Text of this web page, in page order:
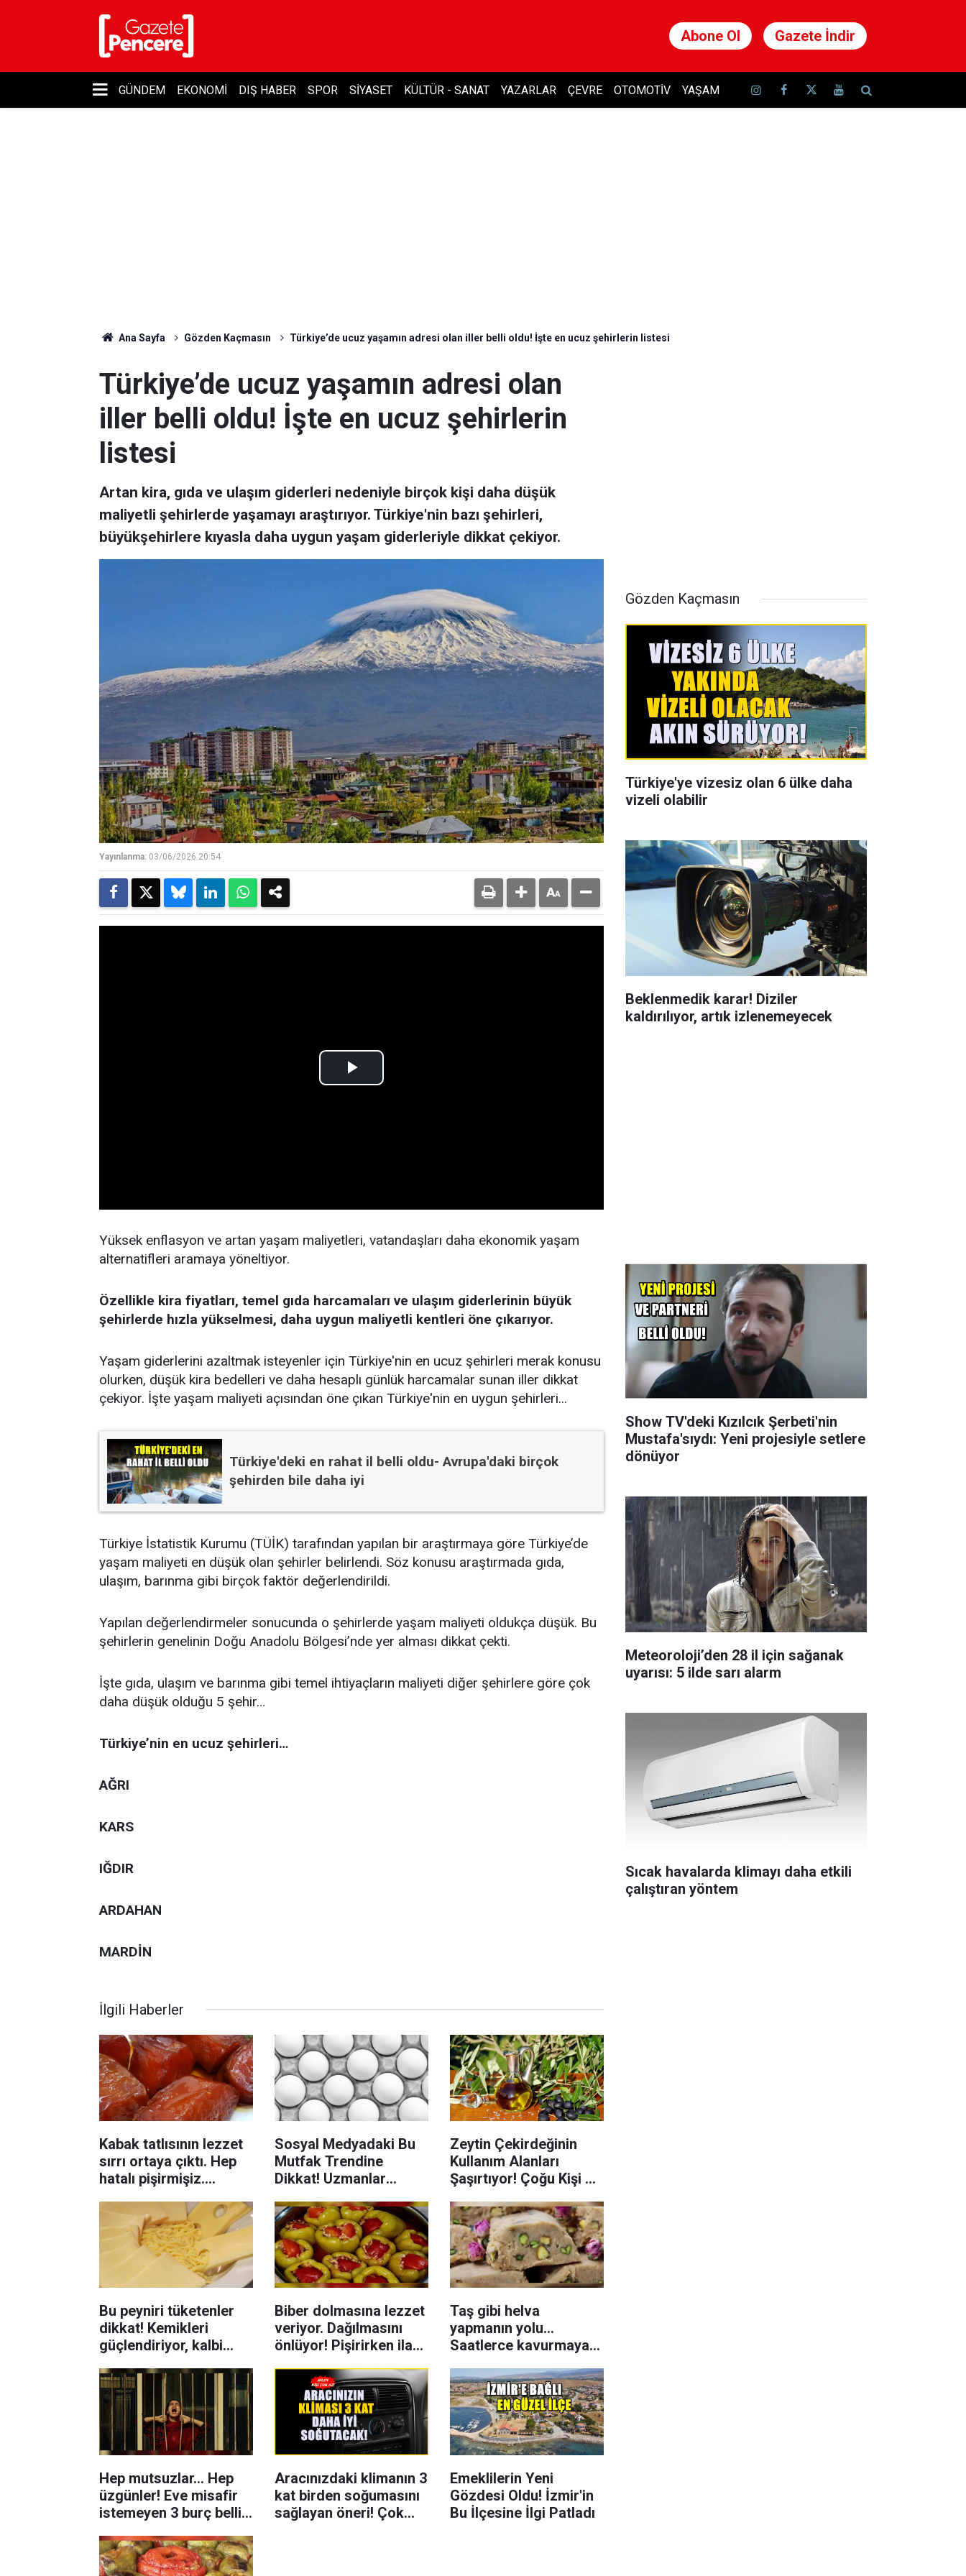
Abone Ol Gazete İndir
GÜNDEM EKONOMI DIŞ HABER SPOR SIYASET KÜLTÜR - SANAT YAZARLAR ÇEVRE OTOMOTIV YAŞAM
Ana Sayfa Gözden Kaçmasın Türkiye’de ucuz yaşamın adresi olan iller belli oldu! İşte en ucuz şehirlerin listesi
Türkiye’de ucuz yaşamın adresi olan
iller belli oldu! İşte en ucuz şehirlerin
listesi
Artan kira, gıda ve ulaşım giderleri nedeniyle birçok kişi daha düşük
maliyetli şehirlerde yaşamayı araştırıyor. Türkiye'nin bazı şehirleri,
büyükşehirlere kıyasla daha uygun yaşam giderleriyle dikkat çekiyor.
Yayınlanma: 03/06/2026 20:54
Yüksek enflasyon ve artan yaşam maliyetleri, vatandaşları daha ekonomik yaşam
alternatifleri aramaya yöneltiyor.
Özellikle kira fiyatları, temel gıda harcamaları ve ulaşım giderlerinin büyük
şehirlerde hızla yükselmesi, daha uygun maliyetli kentleri öne çıkarıyor.
Yaşam giderlerini azaltmak isteyenler için Türkiye'nin en ucuz şehirleri merak konusu
olurken, düşük kira bedelleri ve daha hesaplı günlük harcamalar sunan iller dikkat
çekiyor. İşte yaşam maliyeti açısından öne çıkan Türkiye'nin en uygun şehirleri...
Türkiye'deki en rahat il belli oldu- Avrupa'daki birçok
şehirden bile daha iyi
Türkiye İstatistik Kurumu (TÜİK) tarafından yapılan bir araştırmaya göre Türkiye’de
yaşam maliyeti en düşük olan şehirler belirlendi. Söz konusu araştırmada gıda,
ulaşım, barınma gibi birçok faktör değerlendirildi.
Yapılan değerlendirmeler sonucunda o şehirlerde yaşam maliyeti oldukça düşük. Bu
şehirlerin genelinin Doğu Anadolu Bölgesi’nde yer alması dikkat çekti.
İşte gıda, ulaşım ve barınma gibi temel ihtiyaçların maliyeti diğer şehirlere göre çok
daha düşük olduğu 5 şehir…
Türkiye’nin en ucuz şehirleri…
AĞRI
KARS
IĞDIR
ARDAHAN
MARDİN
İlgili Haberler
Kabak tatlısının lezzet
sırrı ortaya çıktı. Hep
hatalı pişirmişiz.
yöntem
Sosyal Medyadaki Bu
Mutfak Trendine
Dikkat! Uzmanlar
Uyardı
Zeytin Çekirdeğinin
Kullanım Alanları
Şaşırtıyor! Çoğu Kişi Bu
Bu peyniri tüketenler
dikkat! Kemikleri
güçlendiriyor, kalbi
Biber dolmasına lezzet
veriyor. Dağılmasını
önlüyor! Pişirirken ilave
Taş gibi helva
yapmanın yolu...
Saatlerce kavurmaya
yapılıyor
Hep mutsuzlar... Hep
üzgünler! Eve misafir
istemeyen 3 burç belli
Aracınızdaki klimanın 3
kat birden soğumasını
sağlayan öneri! Çok
Emeklilerin Yeni
Gözdesi Oldu! İzmir'in
Bu İlçesine İlgi Patladı
Gözden Kaçmasın
Türkiye'ye vizesiz olan 6 ülke daha
vizeli olabilir
Beklenmedik karar! Diziler
kaldırılıyor, artık izlenemeyecek
Show TV'deki Kızılcık Şerbeti'nin
Mustafa'sıydı: Yeni projesiyle setlere
dönüyor
Meteoroloji’den 28 il için sağanak
uyarısı: 5 ilde sarı alarm
Sıcak havalarda klimayı daha etkili
çalıştıran yöntem